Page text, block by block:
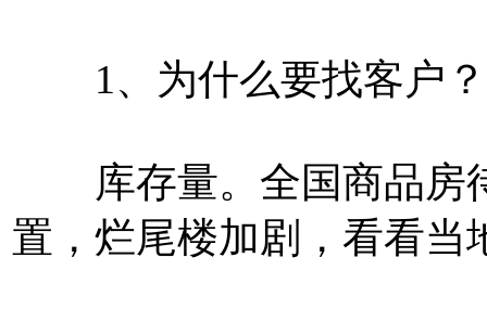
1、为什么要找客户？
库存量。全国商品房
置，烂尾楼加剧，看看当